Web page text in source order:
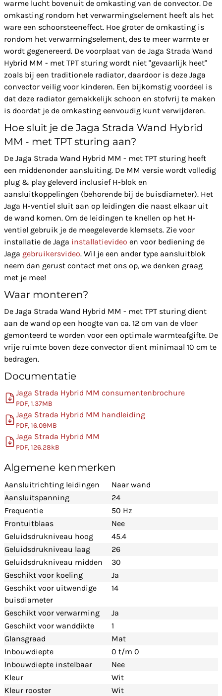
warme lucht bovenuit de omkasting van de convector. De
omkasting rondom het verwarmingselement heeft als het
ware een schoorsteeneffect. Hoe groter de omkasting is
rondom het verwarmingselement, des te meer warmte er
wordt gegenereerd. De voorplaat van de Jaga Strada Wand
Hybrid MM - met TPT sturing wordt niet "gevaarlijk heet"
zoals bij een traditionele radiator, daardoor is deze Jaga
convector veilig voor kinderen. Een bijkomstig voordeel is
dat deze radiator gemakkelijk schoon en stofvrij te maken
is doordat je de omkasting eenvoudig kunt verwijderen.
Hoe sluit je de Jaga Strada Wand Hybrid
MM - met TPT sturing aan?
De Jaga Strada Wand Hybrid MM - met TPT sturing heeft
een middenonder aansluiting. De MM versie wordt volledig
plug & play geleverd inclusief H-blok en
aansluitkoppelingen (behorende bij de buisdiameter). Het
Jaga H-ventiel sluit aan op leidingen die naast elkaar uit
de wand komen. Om de leidingen te knellen op het H-
ventiel gebruik je de meegeleverde klemsets. Zie voor
installatie de Jaga installatievideo en voor bediening de
Jaga gebruikersvideo. Wil je een ander type aansluitblok
neem dan gerust contact met ons op, we denken graag
met je mee!
Waar monteren?
De Jaga Strada Wand Hybrid MM - met TPT sturing dient
aan de wand op een hoogte van ca. 12 cm van de vloer
gemonteerd te worden voor een optimale warmteafgifte. De
vrije ruimte boven deze convector dient minimaal 10 cm te
bedragen.
Documentatie
Jaga Strada Hybrid MM consumentenbrochure
PDF, 1.37MB
Jaga Strada Hybrid MM handleiding
PDF, 16.09MB
Jaga Strada Hybrid MM
PDF, 126.28kB
Algemene kenmerken
Aansluitrichting leidingen
Naar wand
Aansluitspanning
24
Frequentie
50 Hz
Frontuitblaas
Nee
Geluidsdrukniveau hoog
45.4
Geluidsdrukniveau laag
26
Geluidsdrukniveau midden
30
Geschikt voor koeling
Ja
Geschikt voor uitwendige
buisdiameter
14
Geschikt voor verwarming
Ja
Geschikt voor wanddikte
1
Glansgraad
Mat
Inbouwdiepte
0 t/m 0
Inbouwdiepte instelbaar
Nee
Kleur
Wit
Kleur rooster
Wit